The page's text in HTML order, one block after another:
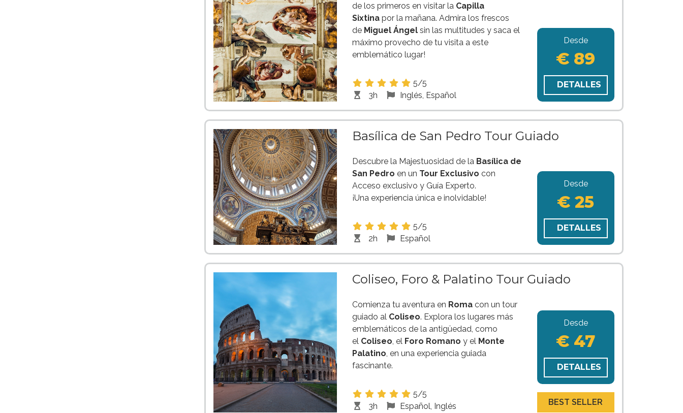
de los primeros en visitar la Capilla
Sixtinapor la mañana. Admira los frescos
de Miguel Ángelsin las multitudes y saca el
máximo provecho de tu visita a este
emblemático lugar!
5/5
3h
Inglés, Español
Desde
€ 89
DETALLES
Basílica de San Pedro Tour Guiado
Descubre la Majestuosidad de la Basílica de
San Pedro en un Tour Exclusivo con
Acceso exclusivo y Guía Experto.
¡Una experiencia única e inolvidable!
5/5
2h
Español
Desde
€ 25
DETALLES
Coliseo, Foro & Palatino Tour Guiado
Comienza tu aventura en Romacon un tour
guiado al Coliseo. Explora los lugares más
emblemáticos de la antigüedad, como
el Coliseo , el Foro Romano y el Monte
Palatino , en una experiencia guiada
fascinante.
5/5
3h
Español, Inglés
Desde
€ 47
DETALLES
BEST SELLER